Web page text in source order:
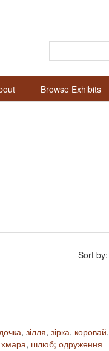
Browse Exhibits
Sort by:
, зілля, зірка, коровай,
хмара, шлюб; одруження